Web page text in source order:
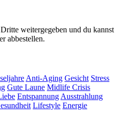
weitergegeben und du kannst
abbestellen.
Anti-Aging Gesicht Stress
Gute Laune Midlife Crisis
Entspannung Ausstrahlung
Lifestyle Energie